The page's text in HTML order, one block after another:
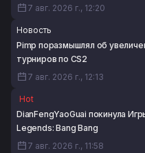
7 авг. 2026 г., 12:20
Новость
Pimp поразмышлял об
турниров по CS2
7 авг. 2026 г., 12:13
Hot
DianFengYaoGuai покинула
Legends: Bang Bang
7 авг. 2026 г., 11:58